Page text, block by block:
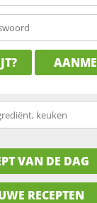
VAN DE DAG
RECEPTEN